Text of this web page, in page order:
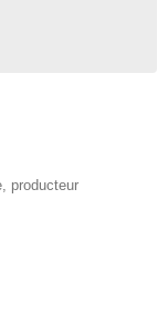
producteur